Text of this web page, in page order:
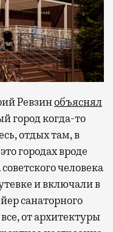
Ревзинобъяснял
город когда-то
отдых там, в
городах вроде
человека
и включали в
санаторного
от архитектуры